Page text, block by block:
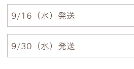
9/16（水）発送
9/30（水）発送